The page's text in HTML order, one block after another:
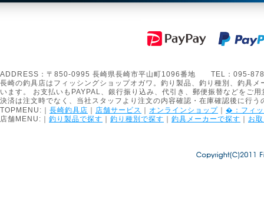
ADDRESS：〒850-0995 長崎県長崎市平山町1096番地 TEL：
長崎の釣具店はフィッシングショップオガワ。釣り製品、釣り種別、釣具
います。 お支払いもPAYPAL、銀行振り込み、代引き、郵便振替などをご用
決済は注文時でなく、当社スタッフより注文の内容確認・在庫確認後に行
TOPMENU:｜ 長崎釣具店 ｜ 店舗サービス ｜ オンラインショップ ｜ �：フィッ
店舗MENU:｜ 釣り製品で探す ｜ 釣り種別で探す ｜ 釣具メーカーで探す ｜ お